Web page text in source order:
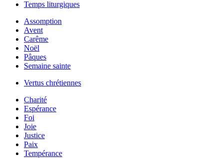
Temps liturgiques
Assomption
Avent
Carême
Noël
Pâques
Semaine sainte
Vertus chrétiennes
Charité
Espérance
Foi
Joie
Justice
Paix
Tempérance